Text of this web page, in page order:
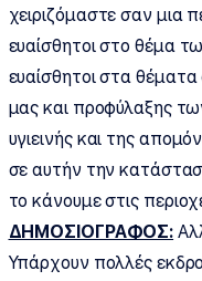
χειριζόμαστε σαν μια
ευαίσθητοι στο θέμα
ευαίσθητοι στα
μας και προφύλαξης
υγιεινής και της
σε αυτήν την
το κάνουμε στις
ΔΗΜΟΣΙΟΓΡΑΦΟΣ:
Υπάρχουν πολλές